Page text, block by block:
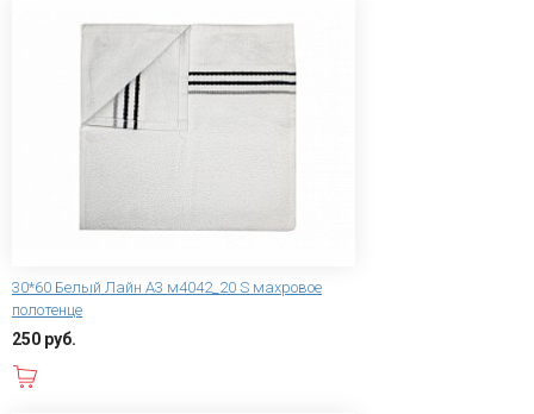
30*60 Белый Лайн А3 м4042_20 S махровое
полотенце
250 руб.